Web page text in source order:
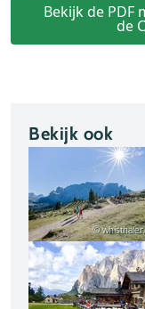
Bekijk de
de
Bekijk ook
©